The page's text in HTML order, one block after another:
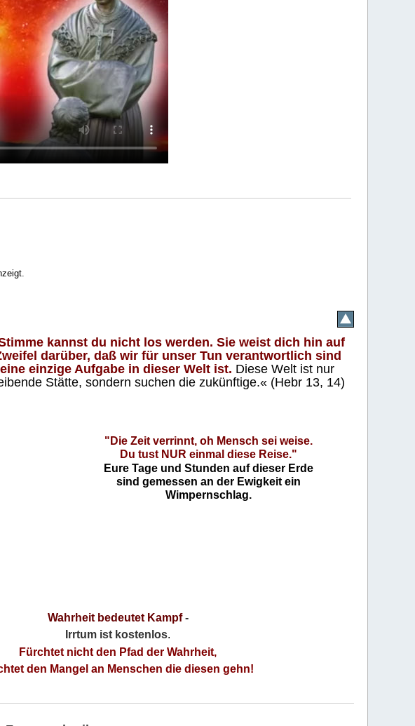
kannst du nicht los werden. Sie weist dich hin auf
darüber, daß wir für unser Tun verantwortlich sind
einzige Aufgabe in dieser Welt ist. Diese Welt ist nur
Stätte, sondern suchen die zukünftige.« (Hebr 13, 14)
"Die Zeit verrinnt, oh Mensch sei weise.
Du tust NUR einmal diese Reise."
Eure Tage und Stunden auf dieser Erde
sind gemessen an der Ewigkeit ein
Wimpernschlag.
Wahrheit bedeutet Kampf-
Irrtum ist kostenlos.
Fürchtet nicht den Pfad der Wahrheit,
den Mangel an Menschen die diesen gehn!